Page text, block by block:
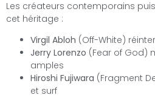
Les créateurs contemporains
cet héritage :
Virgil Abloh (Off-White)
Jerry Lorenzo (Fear of God)
amples
Hiroshi Fujiwara (Fragment
et surf